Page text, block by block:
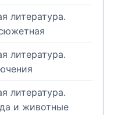
литература.
литература.
литература.
и животные